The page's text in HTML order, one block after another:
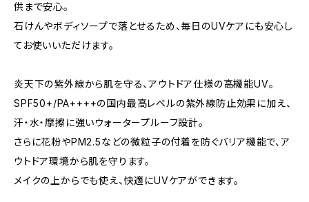
供まで安心。
石けんやボディソープで落とせるため、毎日のUVケアにも安心し
てお使いいただけます。
炎天下の紫外線から肌を守る、アウトドア仕様の高機能UV。
SPF50+/PA++++の国内最高レベルの紫外線防止効果に加え、
汗・水・摩擦に強いウォータープルーフ設計。
さらに花粉やPM2.5などの微粒子の付着を防ぐバリア機能で、ア
ウトドア環境から肌を守ります。
メイクの上からでも使え、快適にUVケアができます。